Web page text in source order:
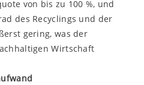
von bis zu 100 %, und
des Recyclings und der
gering, was der
Wirtschaft